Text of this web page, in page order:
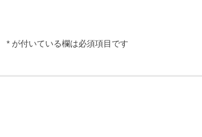
* が付いている欄は必須項目です